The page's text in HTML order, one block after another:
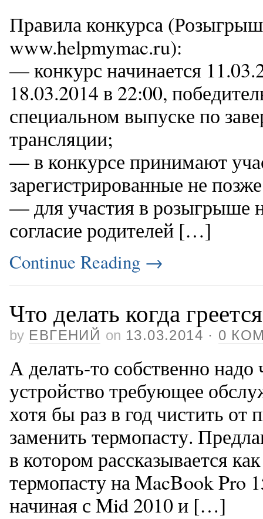
Правила конкурса
www.helpmymac.ru):
— конкурс начинается
18.03.2014 в 22:00,
специальном выпуске по
трансляции;
— в конкурсе принимают
зарегистрированные не
— для участия в розыгрыше
согласие родителей […]
Continue Reading →
Что делать когда
by ЕВГЕНИЙ on 13.03.2014 · 0
А делать-то собственно
устройство требующее
хотя бы раз в год чистить от
заменить термопасту.
в котором рассказывается
термопасту на MacBook Pro
начиная с Mid 2010 и […]